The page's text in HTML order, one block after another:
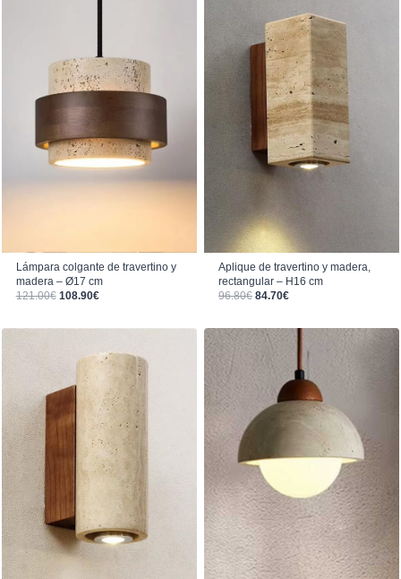
Lámpara colgante de travertino y
madera – Ø17 cm
121.00€ El precio original era: 121.00€.
108.90€El precio actual es: 108.90€.
Aplique de travertino y madera,
rectangular – H16 cm
96.80€ El precio original era: 96.80€.
84.70€El precio actual es: 84.70€.